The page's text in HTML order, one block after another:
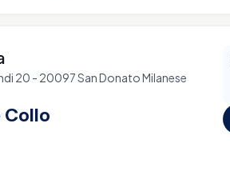
20 - 20097 San Donato Milanese
Collo